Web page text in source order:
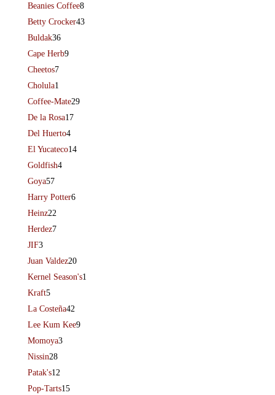
Beanies Coffee8
Betty Crocker43
Buldak36
Cape Herb9
Cheetos7
Cholula1
Coffee-Mate29
De la Rosa17
Del Huerto4
El Yucateco14
Goldfish4
Goya57
Harry Potter6
Heinz22
Herdez7
JIF3
Juan Valdez20
Kernel Season's1
Kraft5
La Costeña42
Lee Kum Kee9
Momoya3
Nissin28
Patak's12
Pop-Tarts15